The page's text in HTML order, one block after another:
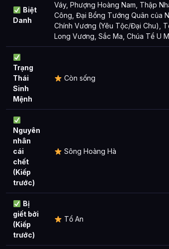
Biệt
Danh
Váy, Phượng Hoàng Nam, Thập
Công, Đại Bổng Tướng Quân của
Chính Vương (Yêu Tộc/Đại Chu),
Long Vương, Sắc Ma, Chúa Tể U
Trạng
Thái
Sinh
Mệnh
Còn sống
Nguyên
nhân
cái
chết
(Kiếp
trước)
Sông Hoàng Hà
Bị
giết bởi
(Kiếp
trước)
Tổ An